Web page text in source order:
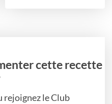
cette recette
rejoignez le Club